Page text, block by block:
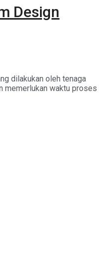
Design
dilakukan oleh tenaga
memerlukan waktu proses